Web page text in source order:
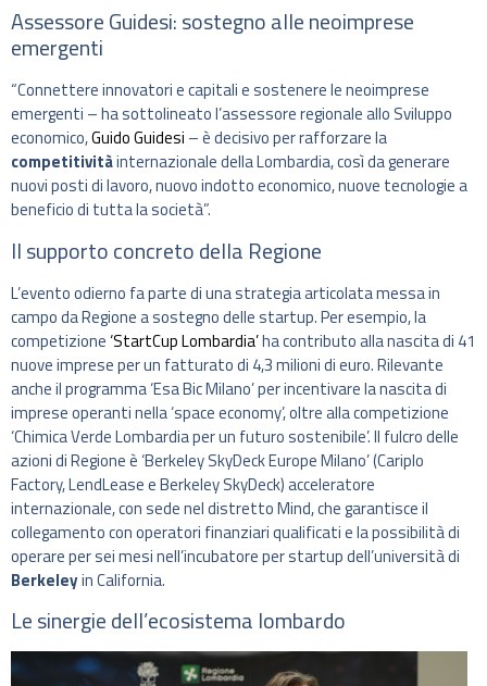
Assessore Guidesi: sostegno alle neoimprese
emergenti
“Connettere innovatori e capitali e sostenere le neoimprese
emergenti – ha sottolineato l’assessore regionale allo Sviluppo
economico,Guido Guidesi – è decisivo per rafforzare la
competitivitàinternazionale della Lombardia, così da generare
nuovi posti di lavoro, nuovo indotto economico, nuove tecnologie a
beneficio di tutta la società”.
Il supporto concreto della Regione
L’evento odierno fa parte di una strategia articolata messa in
campo da Regione a sostegno delle startup. Per esempio, la
competizione ‘StartCup Lombardia’ha contributo alla nascita di 41
nuove imprese per un fatturato di 4,3 milioni di euro. Rilevante
anche il programma ‘Esa Bic Milano’ per incentivare la nascita di
imprese operanti nella ‘space economy’, oltre alla competizione
‘Chimica Verde Lombardia per un futuro sostenibile’. Il fulcro delle
azioni di Regione è ‘Berkeley SkyDeck Europe Milano’ (Cariplo
Factory, LendLease e Berkeley SkyDeck) acceleratore
internazionale, con sede nel distretto Mind, che garantisce il
collegamento con operatori finanziari qualificati e la possibilità di
operare per sei mesi nell’incubatore per startup dell’università di
Berkeleyin California.
Le sinergie dell’ecosistema lombardo